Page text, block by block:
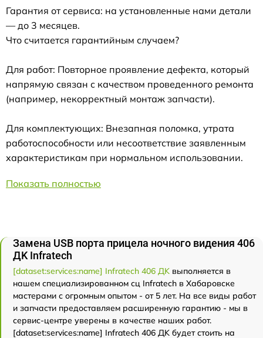
Гарантия от сервиса: на установленные нами детали
— до 3 месяцев.
Что считается гарантийным случаем?
Для работ: Повторное проявление дефекта, который
напрямую связан с качеством проведенного ремонта
(например, некорректный монтаж запчасти).
Для комплектующих: Внезапная поломка, утрата
работоспособности или несоответствие заявленным
характеристикам при нормальном использовании.
Показать полностью
Замена USB порта прицела ночного видения 406
ДK Infratech
[dataset:services:name] Infratech 406 ДK выполняется в
нашем специализированном сц Infratech в Хабаровске
мастерами с огромным опытом - от 5 лет. На все виды работ
и запчасти предоставляем расширенную гарантию - мы в
сервис-центре уверены в качестве наших работ.
[dataset:services:name] Infratech 406 ДK будет стоить на